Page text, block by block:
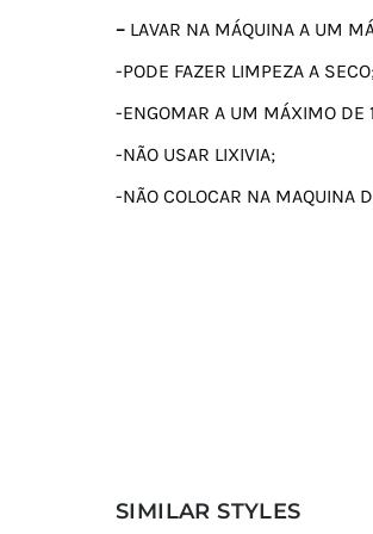
– LAVAR NA MÁQUINA A UM
-PODE FAZER LIMPEZA A
-ENGOMAR A UM MÁXIMO DE
-NÃO USAR LIXIVIA;
-NÃO COLOCAR NA MAQUINA
SIMILAR STYLES